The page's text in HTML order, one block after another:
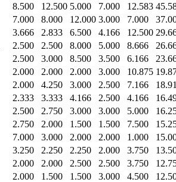
8.500 12.500 5.000 7.000 12.583
7.000 8.000 12.000 3.000 7.000
3.666 2.833 6.500 4.166 12.500
2.500 2.500 8.000 5.000 8.666
2.500 3.000 8.500 3.500 6.166
2.000 2.000 2.000 3.000 10.875
2.000 4.250 3.000 2.500 7.166
2.333 3.333 4.166 2.500 4.166
2.500 2.750 3.000 3.000 5.000
2.750 2.000 1.500 1.500 7.500
7.000 3.000 2.000 2.000 1.000
3.250 2.250 2.250 2.000 3.750
2.000 2.000 2.500 2.500 3.750
2.000 1.500 1.500 3.000 4.500